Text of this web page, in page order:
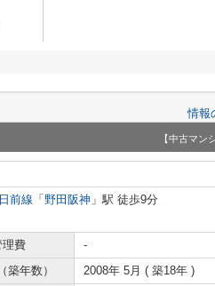
情報
【中古マン
前線 「 野田阪神 」駅 徒歩9分
理費
-
築年数） 2008年 5月 ( 築18年 )